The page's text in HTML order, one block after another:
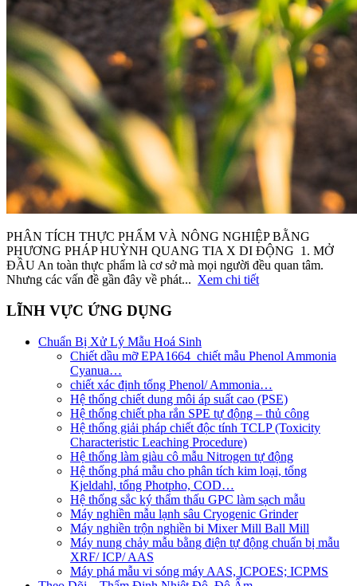
PHÂN TÍCH THỰC PHẨM VÀ NÔNG NGHIỆP BẰNG
PHƯƠNG PHÁP HUỲNH QUANG TIA X DI ĐỘNG 1. MỞ
ĐẦU An toàn thực phẩm là cơ sở mà mọi người đều quan tâm.
Nhưng các vấn đề gần đây về phát... Xem chi tiết
LĨNH VỰC ỨNG DỤNG
Chuẩn Bị Xử Lý Mẫu Hoá Sinh
Chiết dầu mỡ EPA1664_chiết mẫu Phenol Ammonia
Cyanua…
chiết xác định tổng Phenol/ Ammonia…
Hệ thống chiết dung môi áp suất cao (PSE)
Hệ thống chiết pha rắn SPE tự động – thủ công
Hệ thống giải pháp chiết độc tính TCLP (Toxicity
Characteristic Leaching Procedure)
Hệ thống làm giàu cô mẫu Nitrogen tự động
Hệ thống phá mẫu cho phân tích kim loại, tổng
Kjeldahl, tổng Photpho, COD…
Hệ thống sắc ký thẩm thấu GPC làm sạch mẫu
Máy nghiền mẫu lạnh sâu Cryogenic Grinder
Máy nghiền trộn nghiền bi Mixer Mill Ball Mill
Máy nung chảy mẫu bằng điện tự động chuẩn bị mẫu
XRF/ ICP/ AAS
Máy phá mẫu vi sóng máy AAS, ICPOES; ICPMS